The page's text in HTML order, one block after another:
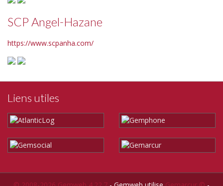
SCP Angel-Hazane
https://www.scpanha.com/
Liens utiles